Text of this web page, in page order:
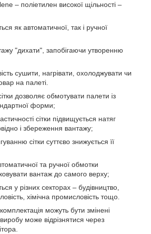
– поліетилен високої щільності –
як автоматичної, так і ручної
"дихати", запобігаючи утворенню
сушити, нагрівати, охолоджувати чи
на палеті.
дозволяє обмотувати палети із
форми;
сітки підвищується натяг
і збереження вантажу;
сітки суттєво знижується її
та ручної обмотки
вантаж до самого верху;
у різних секторах – будівництво,
хімічна промисловість тощо.
можуть бути змінені
може відрізнятися через